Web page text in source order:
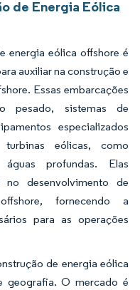
de Energia Eólica
energia eólica offshore é
auxiliar na construção e
Essas embarcações
pesado, sistemas de
especializados
eólicas, como
profundas. Elas
no desenvolvimento de
fornecendo a
para as operações
de energia eólica
geografia. O mercado é